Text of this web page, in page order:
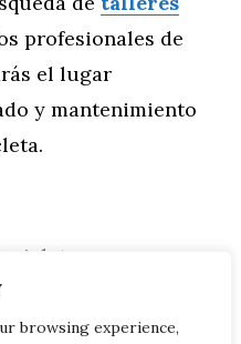
browsing experience,
profesionales de
el lugar
y mantenimiento
para
en